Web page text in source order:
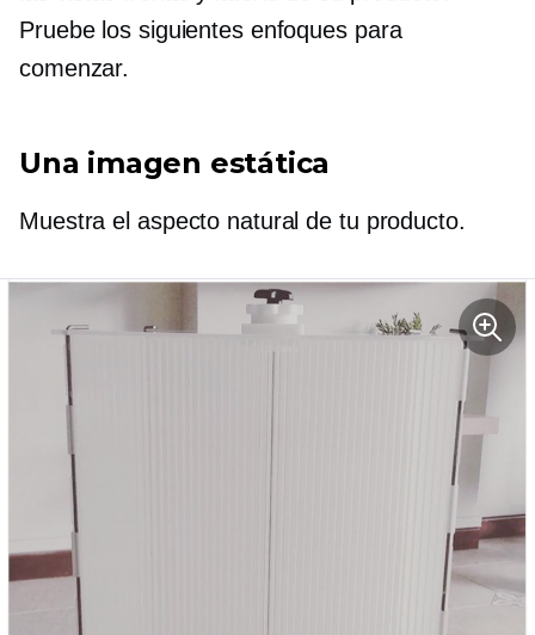
Pruebe los siguientes enfoques para
comenzar.
Una imagen estática
Muestra el aspecto natural de tu producto.